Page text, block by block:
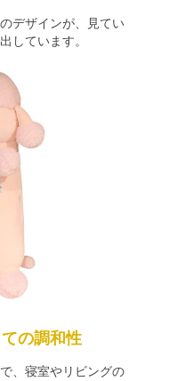
デザインが、見てい
しています。
の調和性
、寝室やリビングの